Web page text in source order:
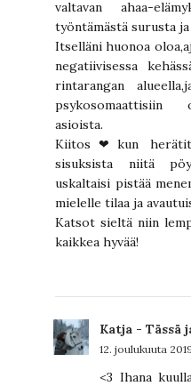
valtavan ahaa-
työntämästä surusta
Itselläni huonoa
negatiivisessa
rintarangan
psykosomaattisiin
asioista.
Kiitos❤kun herätit
sisuksista niitä
uskaltaisi pistää
mielelle tilaa ja
Katsot sieltä niin
kaikkea hyvää!
Katja - Tässä
12. joulukuuta
<3 Ihana